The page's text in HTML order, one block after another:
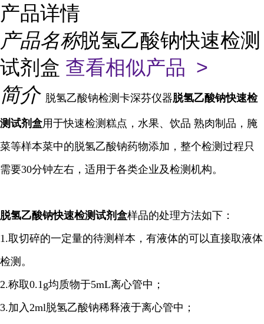
产品详情
产品名称脱氢乙酸钠快速检测
试剂盒 查看相似产品 >
简介 脱氢乙酸钠检测卡深芬仪器脱氢乙酸钠快速检
测试剂盒用于快速检测糕点，水果、饮品 熟肉制品，腌
菜等样本菜中的脱氢乙酸钠药物添加，整个检测过程只
需要30分钟左右，适用于各类企业及检测机构。
脱氢乙酸钠快速检测试剂盒样品的处理方法如下：
1.取切碎的一定量的待测样本，有液体的可以直接取液体
检测。
2.称取0.1g均质物于5mL离心管中；
3.加入2ml脱氢乙酸钠稀释液于离心管中；